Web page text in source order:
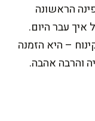
הראשונה
איך עבר היום.
– היא הזמנה
והרבה אהבה.